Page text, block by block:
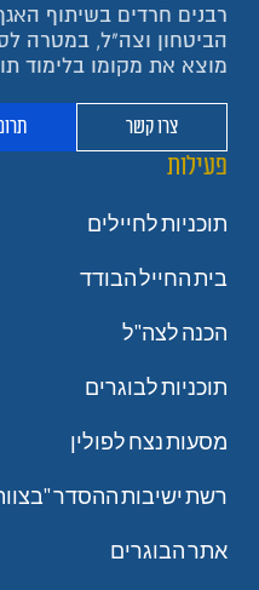
רבנים חרדים בשיתוף
הביטחון וצה"ל, במטרה
מוצא את מקומו בלימוד
צרו קשר
פעילות
תוכניות לחיילים
בית החייל הבודד
הכנה לצה"ל
תוכניות לבוגרים
מסעות נצח לפולין
רשת ישיבות ההסדר
אתר הבוגרים